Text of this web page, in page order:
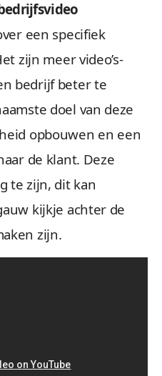
een specifiek
zijn meer video’s-
bedrijf beter te
doel van deze
opbouwen en een
de klant. Deze
te zijn, dit kan
kijkje achter de
zijn.